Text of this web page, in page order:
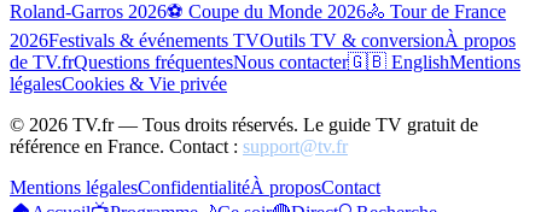
Roland-Garros 2026⚽ Coupe du Monde 2026🚴 Tour de France
2026Festivals & événements TVOutils TV & conversionÀ propos
de TV.frQuestions fréquentesNous contacter🇬🇧 EnglishMentions
légalesCookies & Vie privée
© 2026 TV.fr — Tous droits réservés. Le guide TV gratuit de
référence en France. Contact : support@tv.fr
Mentions légalesConfidentialitéÀ proposContact